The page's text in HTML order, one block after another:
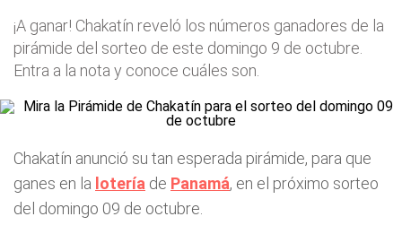
¡A ganar! Chakatín reveló los números ganadores de la
pirámide del sorteo de este domingo 9 de octubre.
Entra a la nota y conoce cuáles son.
Chakatín anunció su tan esperada pirámide, para que
ganes en la lotería de Panamá, en el próximo sorteo
del domingo 09 de octubre.